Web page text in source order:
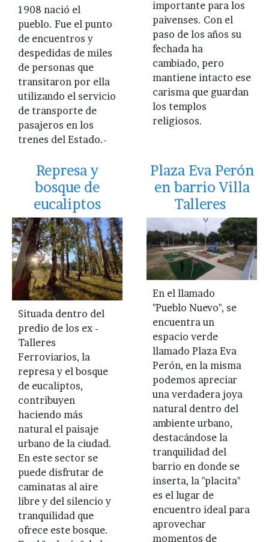
1908 nació el
pueblo. Fue el punto
de encuentros y
despedidas de miles
de personas que
transitaron por ella
utilizando el servicio
de transporte de
pasajeros en los
trenes del Estado.-
importante para los
paivenses. Con el
paso de los años su
fechada ha
cambiado, pero
mantiene intacto ese
carisma que guardan
los templos
religiosos.
Represa y
bosque de
eucaliptos
Situada dentro del
predio de los ex -
Talleres
Ferroviarios, la
represa y el bosque
de eucaliptos,
contribuyen
haciendo más
natural el paisaje
urbano de la ciudad.
En este sector se
puede disfrutar de
caminatas al aire
libre y del silencio y
tranquilidad que
ofrece este bosque.
Plaza Eva Perón
en barrio Villa
Talleres
En el llamado
"Pueblo Nuevo", se
encuentra un
espacio verde
llamado Plaza Eva
Perón, en la misma
podemos apreciar
una verdadera joya
natural dentro del
ambiente urbano,
destacándose la
tranquilidad del
barrio en donde se
inserta, la "placita"
es el lugar de
encuentro ideal para
aprovechar
momentos de